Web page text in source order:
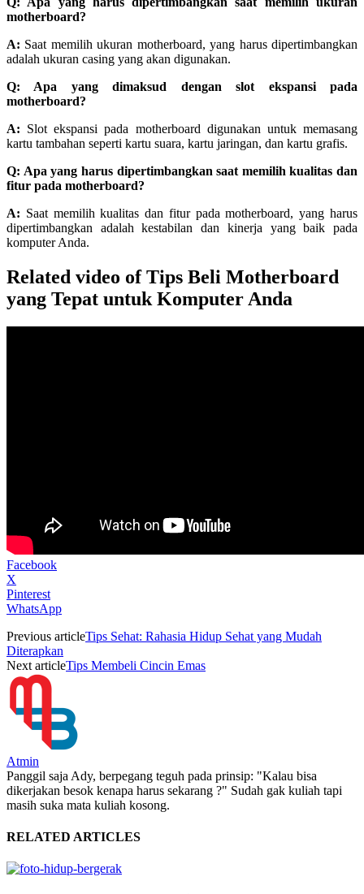
motherboard?
A: Saat memilih ukuran motherboard, yang harus dipertimbangkan
adalah ukuran casing yang akan digunakan.
Q: Apa yang dimaksud dengan slot ekspansi pada
motherboard?
A: Slot ekspansi pada motherboard digunakan untuk memasang
kartu tambahan seperti kartu suara, kartu jaringan, dan kartu grafis.
Q: Apa yang harus dipertimbangkan saat memilih kualitas dan
fitur pada motherboard?
A: Saat memilih kualitas dan fitur pada motherboard, yang harus
dipertimbangkan adalah kestabilan dan kinerja yang baik pada
komputer Anda.
Related video of Tips Beli Motherboard
yang Tepat untuk Komputer Anda
Facebook
X
Pinterest
WhatsApp
Previous articleTips Sehat: Rahasia Hidup Sehat yang Mudah
Diterapkan
Next articleTips Membeli Cincin Emas
Atmin
Panggil saja Ady, berpegang teguh pada prinsip: "Kalau bisa
dikerjakan besok kenapa harus sekarang ?" Sudah gak kuliah tapi
masih suka mata kuliah kosong.
RELATED ARTICLES